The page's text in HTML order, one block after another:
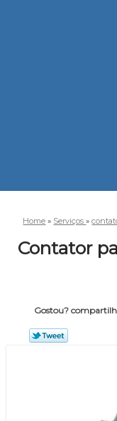
Home » Serviços»
Contator
Gostou?